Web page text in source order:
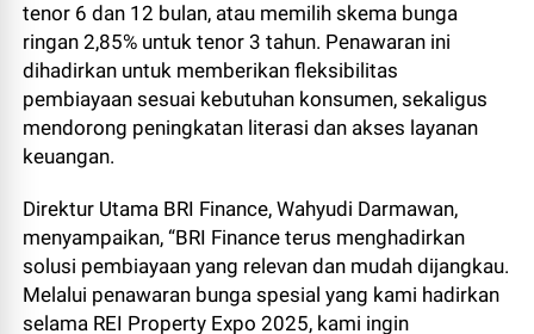
tenor 6 dan 12 bulan, atau memilih skema bunga
ringan 2,85% untuk tenor 3 tahun. Penawaran ini
dihadirkan untuk memberikan fleksibilitas
pembiayaan sesuai kebutuhan konsumen, sekaligus
mendorong peningkatan literasi dan akses layanan
keuangan.
Direktur Utama BRI Finance, Wahyudi Darmawan,
menyampaikan, “BRI Finance terus menghadirkan
solusi pembiayaan yang relevan dan mudah dijangkau.
Melalui penawaran bunga spesial yang kami hadirkan
selama REI Property Expo 2025, kami ingin